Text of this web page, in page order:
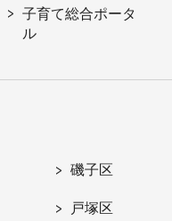
子育て総合ポータ
ル
磯子区
戸塚区